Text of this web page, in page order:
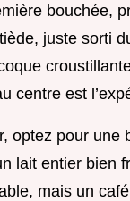
bouchée,
juste sorti
centre est
optez pour une
lait entier bien
mais un